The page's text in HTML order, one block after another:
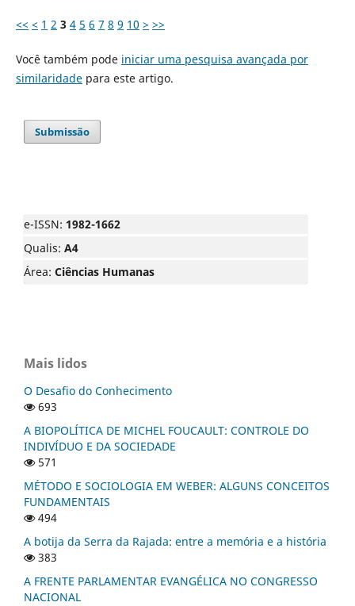
<< < 1 2 3 4 5 6 7 8 9 10 > >>
Você também pode iniciar uma pesquisa avançada por
similaridadepara este artigo.
Submissão
e-ISSN: 1982-1662
Qualis: A4
Área: Ciências Humanas
Mais lidos
O Desafio do Conhecimento
693
A BIOPOLÍTICA DE MICHEL FOUCAULT: CONTROLE DO
INDIVÍDUO E DA SOCIEDADE
571
MÉTODO E SOCIOLOGIA EM WEBER: ALGUNS CONCEITOS
FUNDAMENTAIS
494
A botija da Serra da Rajada: entre a memória e a história
383
A FRENTE PARLAMENTAR EVANGÉLICA NO CONGRESSO
NACIONAL